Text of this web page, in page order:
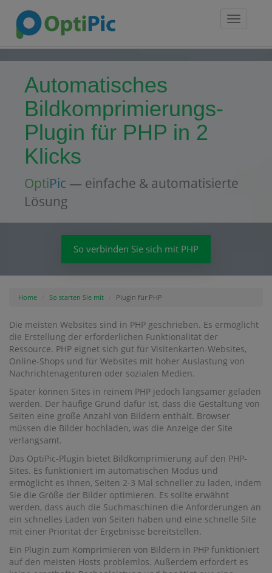
Toggle
Automatisches
Bildkomprimierungs-
Plugin für PHP in 2
Klicks
OptiPic — einfache & automatisierte
Lösung
So verbinden Sie sich mit PHP
Home So starten Sie mit Plugin für PHP
Die meisten Websites sind in PHP geschrieben. Es ermöglicht
die Erstellung der erforderlichen Funktionalität der
Ressource. PHP eignet sich gut für Visitenkarten-Websites,
Online-Shops und für Websites mit hoher Auslastung von
Nachrichtenagenturen oder sozialen Medien.
Später können Sites in reinem PHP jedoch langsamer geladen
werden. Der häufige Grund dafür ist, dass die Gestaltung von
Seiten eine große Anzahl von Bildern enthält. Browser
müssen die Bilder hochladen, was die Anzeige der Site
verlangsamt.
Das OptiPic-Plugin bietet Bildkomprimierung auf den PHP-
Sites. Es funktioniert im automatischen Modus und
ermöglicht es Ihnen, Seiten 2-3 Mal schneller zu laden, indem
Sie die Größe der Bilder optimieren. Es sollte erwähnt
werden, dass auch die Suchmaschinen die Anforderungen an
ein schnelles Laden von Seiten haben und eine schnelle Site
mit einer Priorität der Ergebnisse bereitstellen.
Ein Plugin zum Komprimieren von Bildern in PHP funktioniert
auf den meisten Hosts problemlos. Außerdem erfordert es